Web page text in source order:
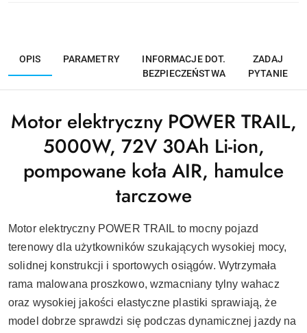
OPIS PARAMETRY
INFORMACJE DOT.
BEZPIECZEŃSTWA
ZADAJ
PYTANIE
Motor elektryczny POWER TRAIL,
5000W, 72V 30Ah Li-ion,
pompowane koła AIR, hamulce
tarczowe
Motor elektryczny POWER TRAIL to mocny pojazd
terenowy dla użytkowników szukających wysokiej mocy,
solidnej konstrukcji i sportowych osiągów. Wytrzymała
rama malowana proszkowo, wzmacniany tylny wahacz
oraz wysokiej jakości elastyczne plastiki sprawiają, że
model dobrze sprawdzi się podczas dynamicznej jazdy na